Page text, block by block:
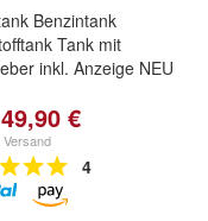
Benzintank
Tank mit
inkl. Anzeige NEU
€
Versand
4